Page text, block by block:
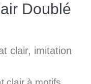
Doublé
clair, imitation